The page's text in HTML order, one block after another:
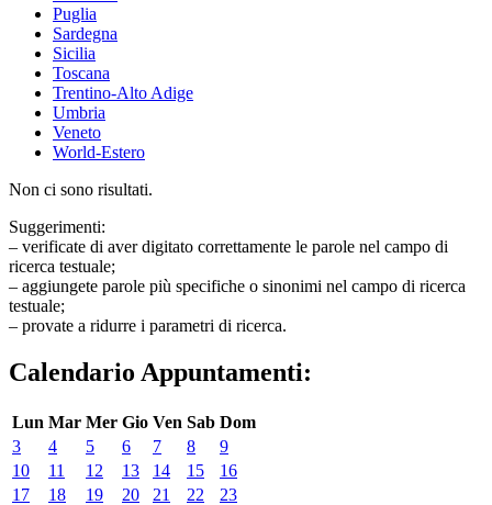
Puglia
Sardegna
Sicilia
Toscana
Trentino-Alto Adige
Umbria
Veneto
World-Estero
Non ci sono risultati.
Suggerimenti:
– verificate di aver digitato correttamente le parole nel campo di
ricerca testuale;
– aggiungete parole più specifiche o sinonimi nel campo di ricerca
testuale;
– provate a ridurre i parametri di ricerca.
Calendario Appuntamenti:
Lun Mar Mer Gio Ven Sab Dom
3
4 5 6 7 8
9
10
11 12 13 14 15
16
17
18 19 20 21 22 23